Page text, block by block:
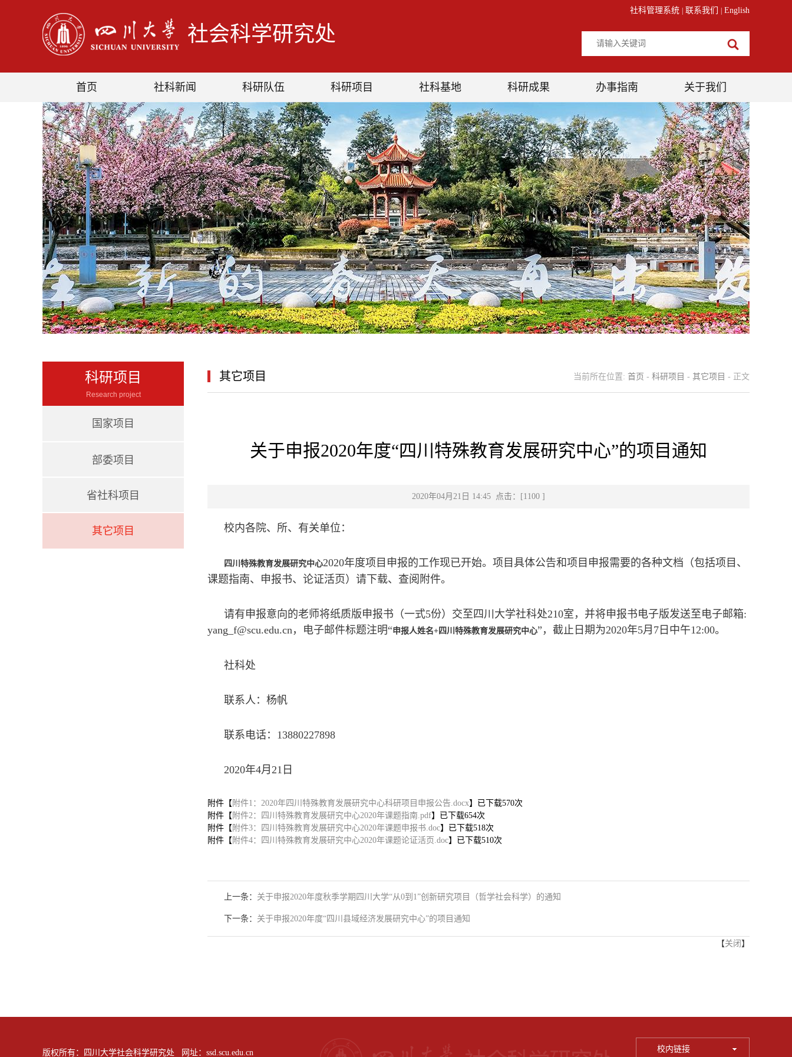
社会科学研究处
社科管理系统 联系我们 English
首页 社科新闻 科研队伍 科研项目 社科基地 科研成果 办事指南 关于我们
科研项目
Research project
国家项目
部委项目
省社科项目
其它项目
其它项目 当前所在位置: 首页 - 科研项目 - 其它项目 - 正文
关于申报2020年度“四川特殊教育发展研究中心”的项目通知
2020年04月21日 14:45 点击：[1100 ]
校内各院、所、有关单位：
四川特殊教育发展研究中心2020年度项目申报的工作现已开始。项目具体公告和项目申报需要的各种文档（包括项目、
课题指南、申报书、论证活页）请下载、查阅附件。
请有申报意向的老师将纸质版申报书（一式5份）交至四川大学社科处210室，并将申报书电子版发送至电子邮箱:
yang_f@scu.edu.cn，电子邮件标题注明“申报人姓名+四川特殊教育发展研究中心”，截止日期为2020年5月7日中午12:00。
社科处
联系人：杨帆
联系电话：13880227898
2020年4月21日
附件【 附件1：2020年四川特殊教育发展研究中心科研项目申报公告.docx】已下载570次
附件【 附件2：四川特殊教育发展研究中心2020年课题指南.pdf】已下载654次
附件【 附件3：四川特殊教育发展研究中心2020年课题申报书.doc】已下载518次
附件【 附件4：四川特殊教育发展研究中心2020年课题论证活页.doc】已下载510次
上一条： 关于申报2020年度秋季学期四川大学“从0到1”创新研究项目（哲学社会科学）的通知
下一条： 关于申报2020年度“四川县域经济发展研究中心”的项目通知
【关闭 】
版权所有：四川大学社会科学研究处 网址：ssd.scu.edu.cn 校内链接